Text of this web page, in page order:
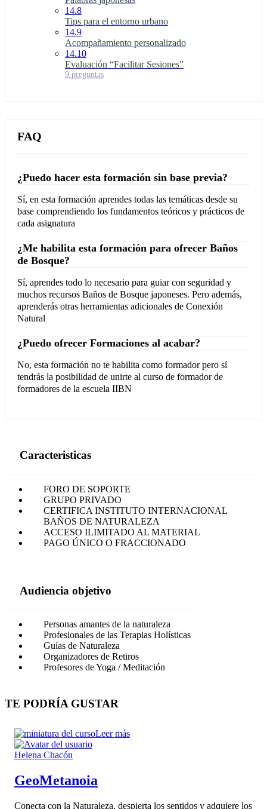
14.8
Tips para el entorno urbano
14.9
Acompañamiento personalizado
14.10
Evaluación “Facilitar Sesiones”
9 preguntas
FAQ
¿Puedo hacer esta formación sin base previa?
Sí, en esta formación aprendes todas las temáticas desde su
base comprendiendo los fundamentos teóricos y prácticos de
cada asignatura
¿Me habilita esta formación para ofrecer Baños
de Bosque?
Sí, aprendes todo lo necesario para guiar con seguridad y
muchos recursos Baños de Bosque japoneses. Pero además,
aprenderás otras herramientas adicionales de Conexión
Natural
¿Puedo ofrecer Formaciones al acabar?
No, esta formación no te habilita como formador pero sí
tendrás la posibilidad de unirte al curso de formador de
formadores de la escuela IIBN
Caracteristicas
FORO DE SOPORTE
GRUPO PRIVADO
CERTIFICA INSTITUTO INTERNACIONAL
BAÑOS DE NATURALEZA
ACCESO ILIMITADO AL MATERIAL
PAGO ÚNICO O FRACCIONADO
Audiencia objetivo
Personas amantes de la naturaleza
Profesionales de las Terapias Holísticas
Guías de Naturaleza
Organizadores de Retiros
Profesores de Yoga / Meditación
TE PODRÍA GUSTAR
Leer más
Helena Chacón
GeoMetanoia
Conecta con la Naturaleza, despierta los sentidos y adquiere los